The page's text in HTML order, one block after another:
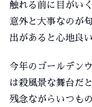
触れる前に目がい
意外と大事なのが
出があると心地良い
今年のゴールデン
は殺風景な舞台だ
残念ながらいつも